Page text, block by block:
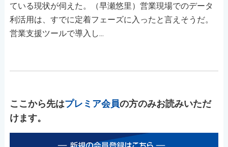
ている現状が伺えた。（早瀬悠里）営業現場でのデータ
利活用は、すでに定着フェーズに入ったと言えそうだ。
営業支援ツールで導入し...
ここから先はプレミア会員の方のみお読みいただ
けます。